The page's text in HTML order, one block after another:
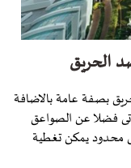
الحريق
عامة بالاضافة
فضلا عن الصواعق
يمكن تغطية